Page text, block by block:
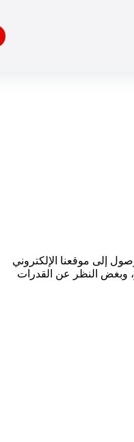
الإلكتروني
عن القدرات